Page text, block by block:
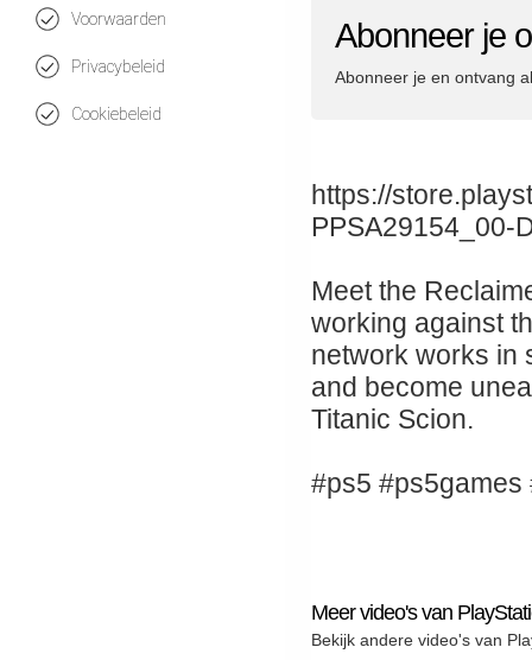
Voorwaarden
Privacybeleid
Cookiebeleid
Abonneer je
Abonneer je en ontvang
https://
PPSA29154_00-
Meet the
working against
network works in
and become
Titanic Scion.
#ps5
Meer video's van
Bekijk andere video's van